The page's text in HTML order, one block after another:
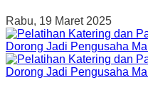
Rabu, 19 Maret 2025